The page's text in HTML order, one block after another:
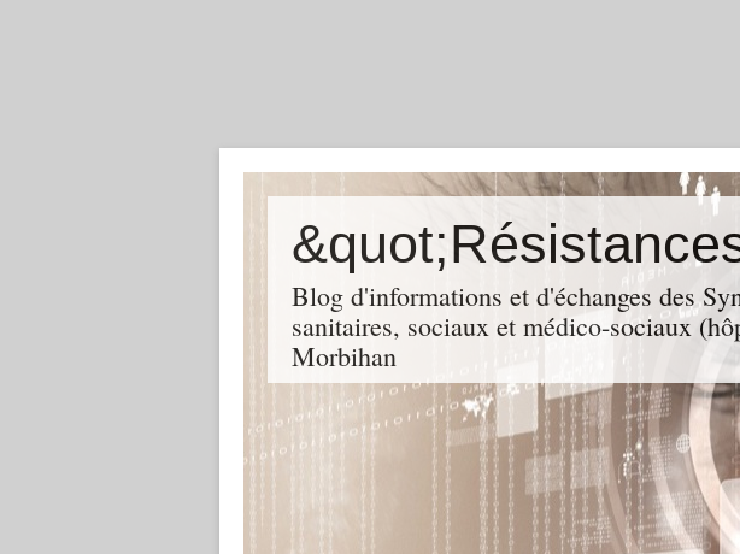
Blog d'informations et d'échanges des
sanitaires, sociaux et médico-sociaux
Morbihan